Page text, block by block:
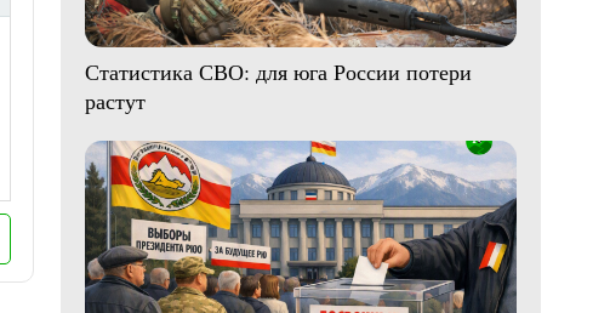
Статистика СВО: для юга России потери
растут